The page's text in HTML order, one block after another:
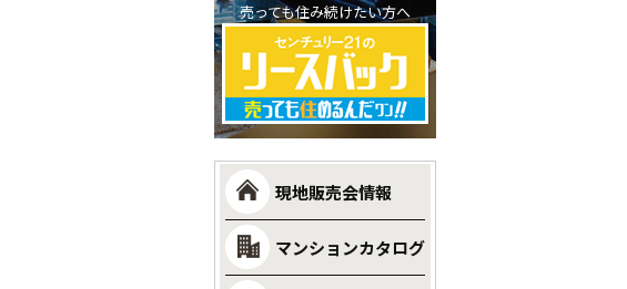
売っても住み続けたい方へ
現地販売会情報
マンションカタログ